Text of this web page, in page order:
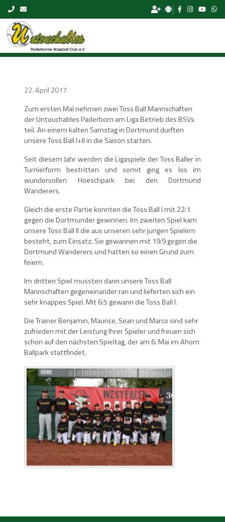
Skip to content
22. April 2017
Zum ersten Mal nehmen zwei Toss Ball Mannschaften
der Untouchables Paderborn am Liga Betrieb des BSVs
teil. An einem kalten Samstag in Dortmund durften
unsere Toss Ball I+II in die Saison starten.
Seit diesem Jahr werden die Ligaspiele der Toss Baller in
Turnierform bestritten und somit ging es los im
wundervollen Hoeschpark bei den Dortmund
Wanderers.
Gleich die erste Partie konnten die Toss Ball I mit 22:1
gegen die Dortmunder gewinnen. Im zweiten Spiel kam
unsere Toss Ball II die aus unseren sehr jungen Spielern
besteht,zum Einsatz. Sie gewannen mit 19:9 gegen die
Dortmund Wanderers und hatten so einen Grund zum
feiern.
Im dritten Spiel mussten dann unsere Toss Ball
Mannschaften gegeneinander ran und lieferten sich ein
sehr knappes Spiel. Mit 6:5 gewann die Toss Ball I.
Die Trainer Benjamin, Maurice, Sean und Marco sind sehr
zufrieden mit der Leistung Ihrer Spieler und freuen sich
schon auf den nächsten Spieltag, der am 6. Mai im Ahorn
Ballpark stattfindet.